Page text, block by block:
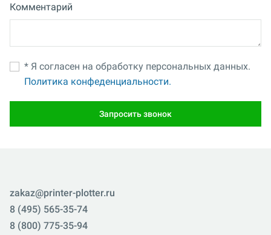
Комментарий
* Я согласен на обработку персональных данных.
Политика конфеденциальности.
Запросить звонок
zakaz@printer-plotter.ru
8 (495) 565-35-74
8 (800) 775-35-94